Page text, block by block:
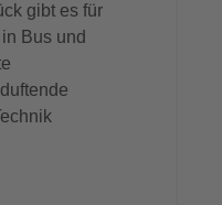
gibt es für
Bus und